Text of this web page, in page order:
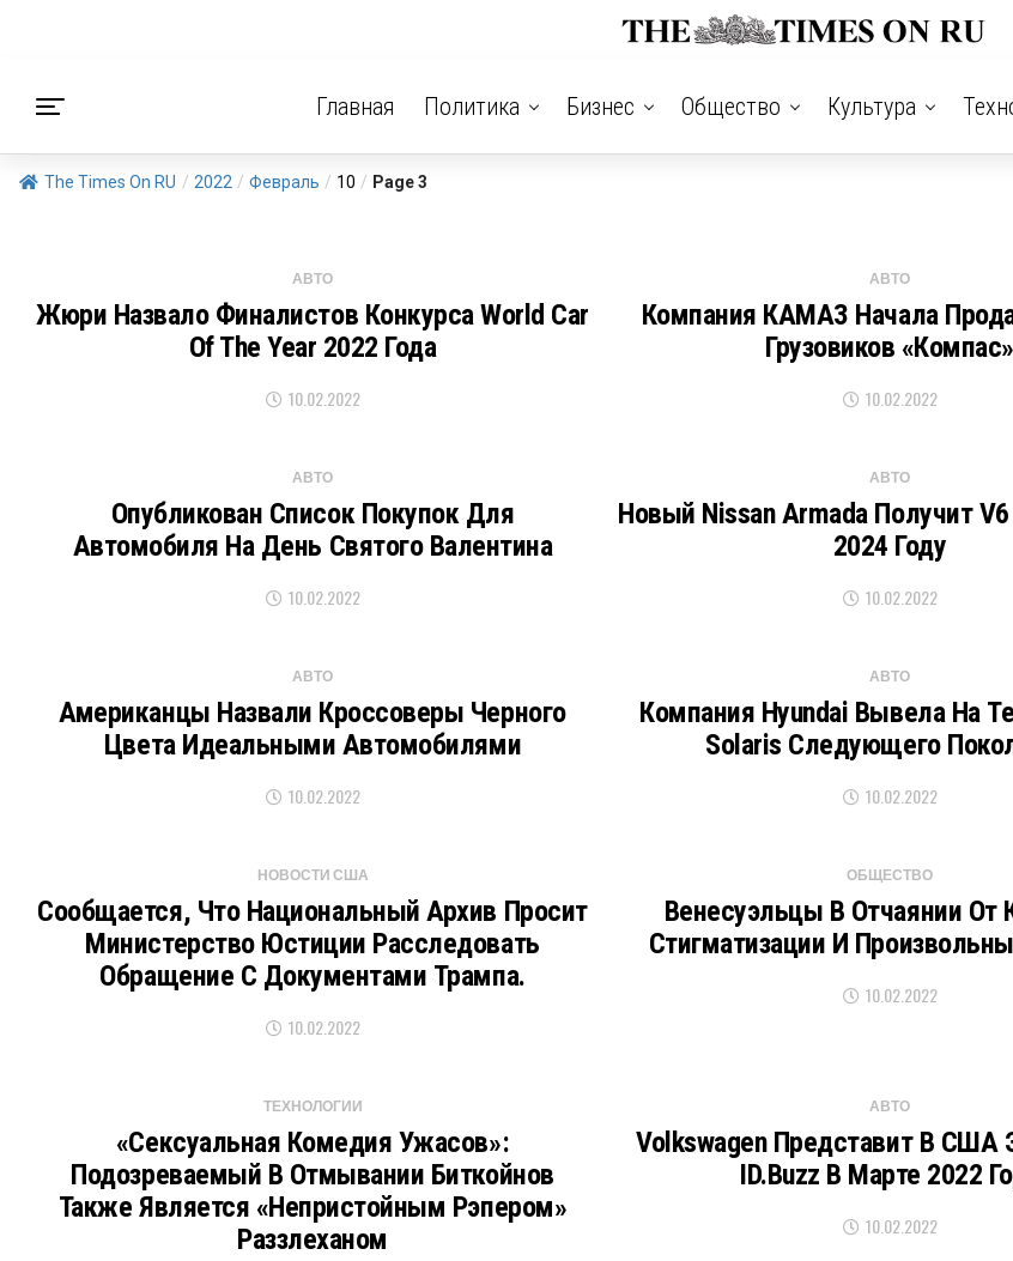
Главная Политика Бизнес Общество Культура
The Times On RU / 2022 / Февраль / 10 / Page 3
АВТО
Жюри Назвало Финалистов Конкурса World Car
Of The Year 2022 Года
10.02.2022
АВТО
Компания КАМАЗ Начала
Грузовиков «Компас»
10.02.2022
АВТО
Опубликован Список Покупок Для
Автомобиля На День Святого Валентина
10.02.2022
АВТО
Новый Nissan Armada Получит
2024 Году
10.02.2022
АВТО
Американцы Назвали Кроссоверы Черного
Цвета Идеальными Автомобилями
10.02.2022
АВТО
Компания Hyundai Вывела На
Solaris Следующего
10.02.2022
НОВОСТИ США
Сообщается, Что Национальный Архив Просит
Министерство Юстиции Расследовать
Обращение С Документами Трампа.
10.02.2022
ОБЩЕСТВО
Венесуэльцы В Отчаянии От
Стигматизации И
10.02.2022
ТЕХНОЛОГИИ
«Сексуальная Комедия Ужасов»:
Подозреваемый В Отмывании Биткойнов
Также Является «непристойным Рэпером»
Раззлеханом
АВТО
Volkswagen Представит В США
ID.Buzz В Марте 2022
10.02.2022